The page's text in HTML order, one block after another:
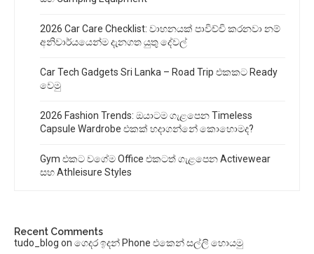
2026 Car Care Checklist: වාහනයක් පාවිච්චි කරනවා නම්
අනිවාර්යයෙන්ම දැනගත යුතු දේවල්
Car Tech Gadgets Sri Lanka – Road Trip එකකට Ready
වෙමු
2026 Fashion Trends: ඔයාටම ගැළපෙන Timeless
Capsule Wardrobe එකක් හදාගන්නේ කොහොමද?
Gym එකට වගේම Office එකටත් ගැළපෙන Activewear
සහ Athleisure Styles
Recent Comments
tudo_blog on ගෙදර ඉදන් Phone එකෙන් සල්ලි හොයමු